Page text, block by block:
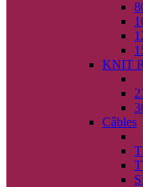
KNIT
Câbles